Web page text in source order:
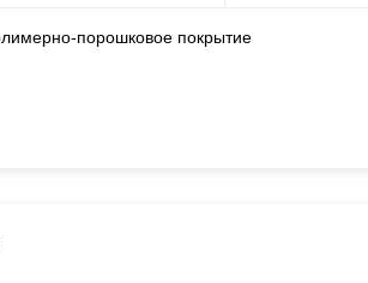
порошковое покрытие